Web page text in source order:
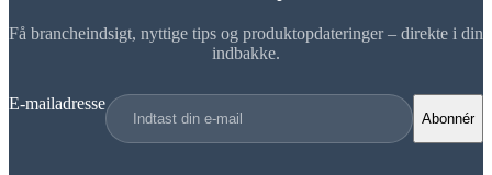
Få brancheindsigt, nyttige tips og produktopdateringer – direkte i din
indbakke.
E-mailadresse
Abonnér